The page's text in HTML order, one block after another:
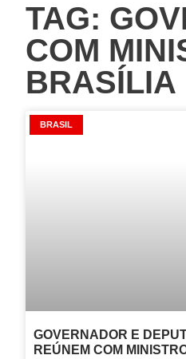
TAG:
COM
BRASÍLIA
BRASIL
GOVERNADOR E
REÚNEM COM